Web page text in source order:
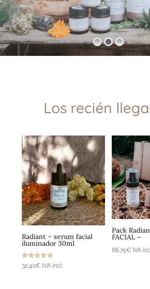
Los recién
Radiant – serum facial
iluminador 30ml
Valorado
con
32,40€ IVA incl.
Añadir al
carrito
Pack
FACIAL –
68,75€ IVA